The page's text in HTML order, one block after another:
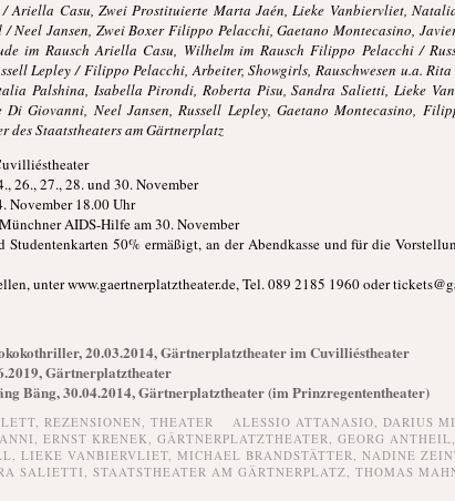
Ariella Casu, Zwei Prostituierte Marta Jaén, Lieke Vanbiervliet,
Neel Jansen, Zwei Boxer Filippo Pelacchi, Gaetano Montecasino,
im Rausch Ariella Casu, Wilhelm im Rausch Filippo Pelacchi /
Lepley / Filippo Pelacchi, Arbeiter, Showgirls, Rauschwesen u.a.
Palshina, Isabella Pirondi, Roberta Pisu, Sandra Salietti, Lieke
Giovanni, Neel Jansen, Russell Lepley, Gaetano Montecasino,
des Staatstheaters am Gärtnerplatz
26., 27., 28. und 30. November
November 18.00 Uhr
AIDS-Hilfe am 30. November
Studentenkarten 50% ermäßigt, an der Abendkasse und für die
unter www.gaertnerplatztheater.de, Tel. 089 2185 1960 oder
20.03.2014, Gärtnerplatztheater im Cuvilliéstheater
Gärtnerplatztheater
Bäng, 30.04.2014, Gärtnerplatztheater (im Prinzregententheater)
REZENSIONEN, THEATER ALESSIO ATTANASIO, DARIUS
, ERNST KRENEK, GÄRTNERPLATZTHEATER, GEORG ANTHEIL,
, LIEKE VANBIERVLIET, MICHAEL BRANDSTÄTTER, NADINE
SALIETTI, STAATSTHEATER AM GÄRTNERPLATZ, THOMAS